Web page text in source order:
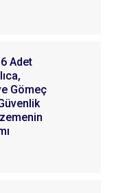
Adet
Gömeç